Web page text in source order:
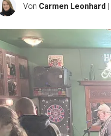
Von Carmen Leonhard |